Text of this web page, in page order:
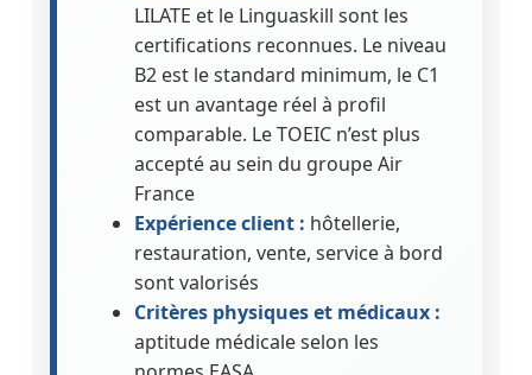
LILATE et le Linguaskill sont les
certifications reconnues. Le niveau
B2 est le standard minimum, le C1
est un avantage réel à profil
comparable. Le TOEIC n’est plus
accepté au sein du groupe Air
France
Expérience client : hôtellerie,
restauration, vente, service à bord
sont valorisés
Critères physiques et médicaux :
aptitude médicale selon les